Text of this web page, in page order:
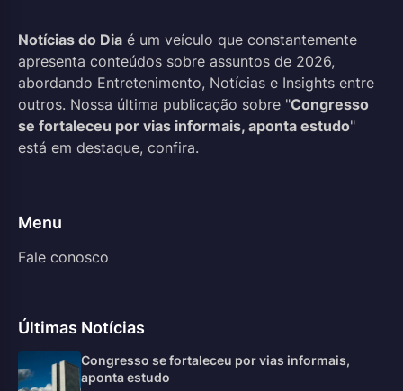
Notícias do Dia é um veículo que constantemente
apresenta conteúdos sobre assuntos de 2026,
abordando Entretenimento, Notícias e Insights entre
outros. Nossa última publicação sobre "Congresso
se fortaleceu por vias informais, aponta estudo"
está em destaque, confira.
Menu
Fale conosco
Últimas Notícias
Congresso se fortaleceu por vias informais,
aponta estudo